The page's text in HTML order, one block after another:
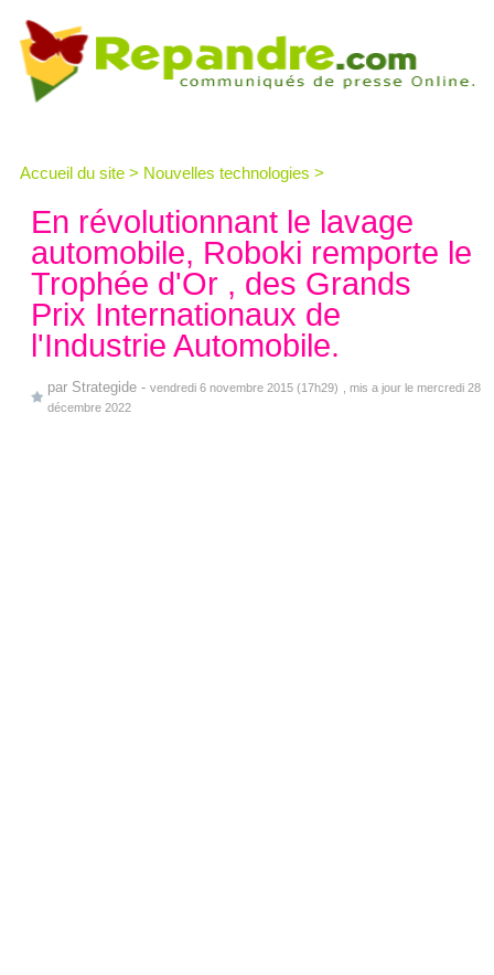
Accueil du site > Nouvelles technologies >
En révolutionnant le lavage
automobile, Roboki remporte le
Trophée d'Or , des Grands
Prix Internationaux de
l'Industrie Automobile.
par Strategide - vendredi 6 novembre 2015 (17h29)
, mis a jour le mercredi 28
décembre 2022